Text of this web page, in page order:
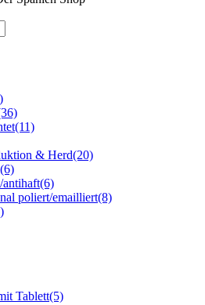
(11)
& Herd(20)
(6)
antihaft(6)
poliert/emailliert(8)
Tablett(5)